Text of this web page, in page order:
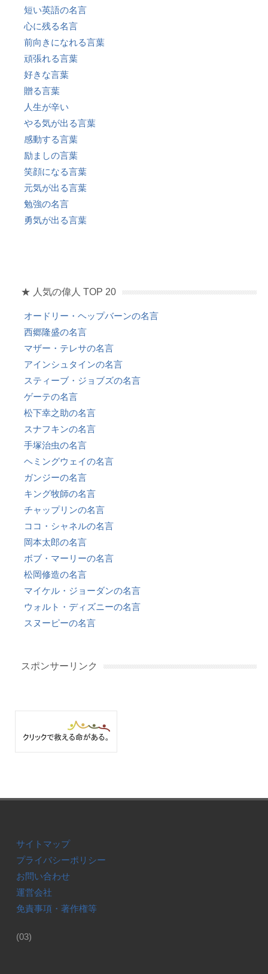
短い英語の名言
心に残る名言
前向きになれる言葉
頑張れる言葉
好きな言葉
贈る言葉
人生が辛い
やる気が出る言葉
感動する言葉
励ましの言葉
笑顔になる言葉
元気が出る言葉
勉強の名言
勇気が出る言葉
★ 人気の偉人 TOP 20
オードリー・ヘップバーンの名言
西郷隆盛の名言
マザー・テレサの名言
アインシュタインの名言
スティーブ・ジョブズの名言
ゲーテの名言
松下幸之助の名言
スナフキンの名言
手塚治虫の名言
ヘミングウェイの名言
ガンジーの名言
キング牧師の名言
チャップリンの名言
ココ・シャネルの名言
岡本太郎の名言
ボブ・マーリーの名言
松岡修造の名言
マイケル・ジョーダンの名言
ウォルト・ディズニーの名言
スヌーピーの名言
スポンサーリンク
サイトマップ
プライバシーポリシー
お問い合わせ
運営会社
免責事項・著作権等
(03)